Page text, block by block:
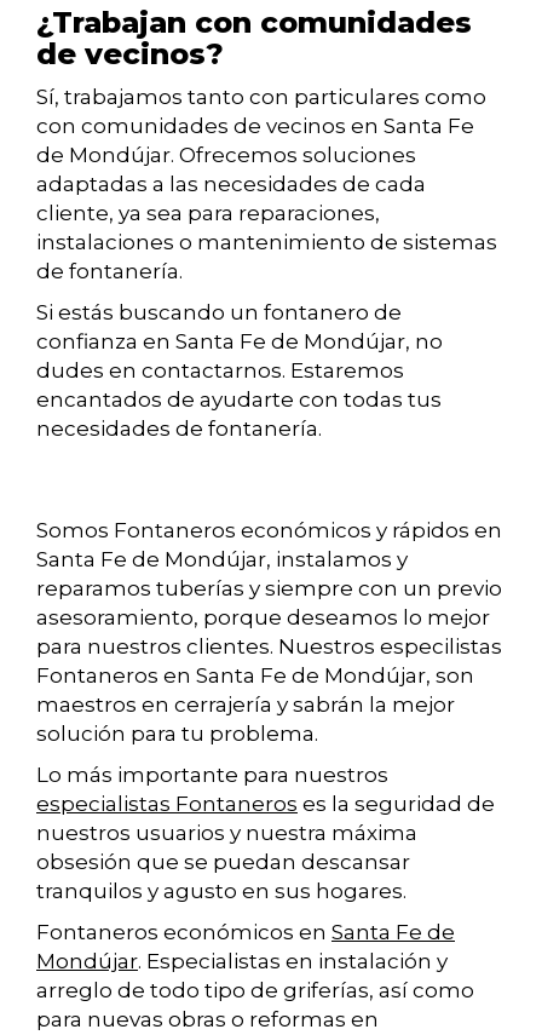
¿Trabajan con comunidades
de vecinos?
Sí, trabajamos tanto con particulares como
con comunidades de vecinos en Santa Fe
de Mondújar. Ofrecemos soluciones
adaptadas a las necesidades de cada
cliente, ya sea para reparaciones,
instalaciones o mantenimiento de sistemas
de fontanería.
Si estás buscando un fontanero de
confianza en Santa Fe de Mondújar, no
dudes en contactarnos. Estaremos
encantados de ayudarte con todas tus
necesidades de fontanería.
Somos Fontaneros económicos y rápidos en
Santa Fe de Mondújar, instalamos y
reparamos tuberías y siempre con un previo
asesoramiento, porque deseamos lo mejor
para nuestros clientes. Nuestros especilistas
Fontaneros en Santa Fe de Mondújar, son
maestros en cerrajería y sabrán la mejor
solución para tu problema.
Lo más importante para nuestros
especialistas Fontaneros es la seguridad de
nuestros usuarios y nuestra máxima
obsesión que se puedan descansar
tranquilos y agusto en sus hogares.
Fontaneros económicos en Santa Fe de
Mondújar. Especialistas en instalación y
arreglo de todo tipo de griferías, así como
para nuevas obras o reformas en